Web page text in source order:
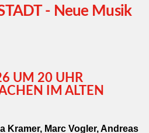
- Neue Musik
UM 20 UHR
IM ALTEN
Kramer, Marc Vogler, Andreas